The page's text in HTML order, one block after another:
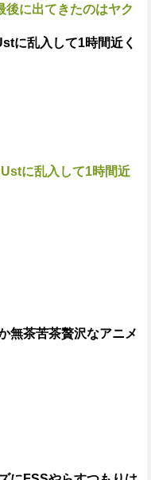
後に出てきたのはヤク
に乱入して1時間近く
に乱入して1時間近
無茶苦茶贅沢なアニメ